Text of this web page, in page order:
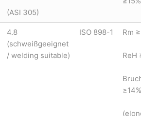
(ASI 305)
4.8
(schweißgeeignet
/ welding suitable)
ISO 898-1 Rm
ReH
≥14%